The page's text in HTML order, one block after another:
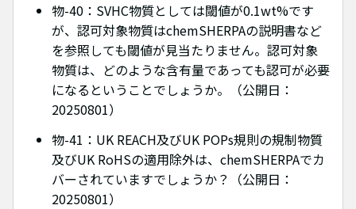
物-40：SVHC物質としては閾値が0.1wt%です
が、認可対象物質はchemSHERPAの説明書など
を参照しても閾値が見当たりません。認可対象
物質は、どのような含有量であっても認可が必要
になるということでしょうか。（公開日：
20250801）
物-41：UK REACH及びUK POPs規則の規制物質
及びUK RoHSの適用除外は、chemSHERPAでカ
バーされていますでしょうか？（公開日：
20250801）